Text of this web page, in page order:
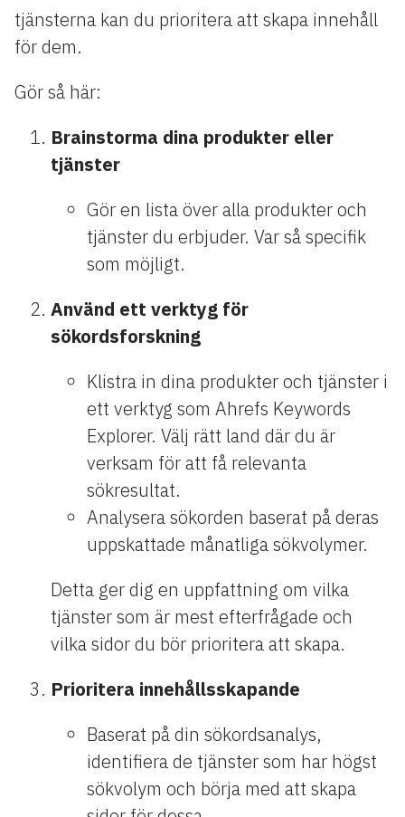
tjänsterna kan du prioritera att skapa innehåll
för dem.
Gör så här:
Brainstorma dina produkter eller
tjänster
Gör en lista över alla produkter och
tjänster du erbjuder. Var så specifik
som möjligt.
Använd ett verktyg för
sökordsforskning
Klistra in dina produkter och tjänster i
ett verktyg som Ahrefs Keywords
Explorer. Välj rätt land där du är
verksam för att få relevanta
sökresultat.
Analysera sökorden baserat på deras
uppskattade månatliga sökvolymer.
Detta ger dig en uppfattning om vilka
tjänster som är mest efterfrågade och
vilka sidor du bör prioritera att skapa.
Prioritera innehållsskapande
Baserat på din sökordsanalys,
identifiera de tjänster som har högst
sökvolym och börja med att skapa